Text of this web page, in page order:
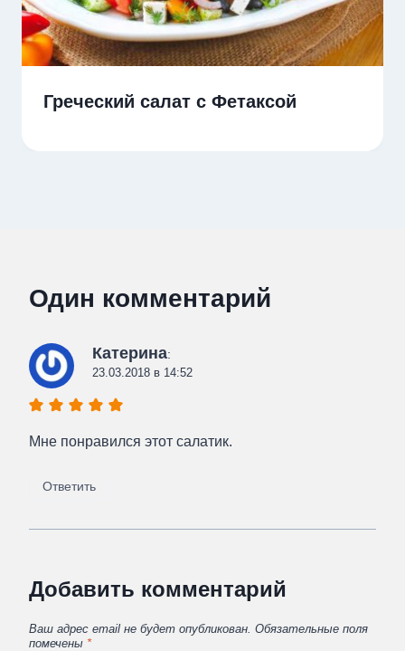
Греческий салат с Фетаксой
Один комментарий
Катерина:
23.03.2018 в 14:52
Мне понравился этот салатик.
Ответить
Добавить комментарий
Ваш адрес email не будет опубликован. Обязательные поля
помечены *